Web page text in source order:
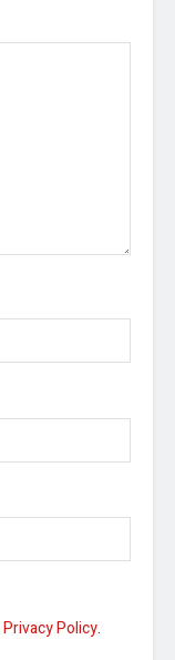
Privacy Policy.